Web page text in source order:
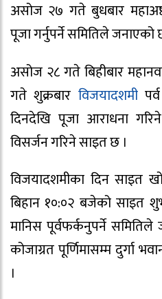
असोज २७ गते बुधबार
पूजा गर्नुपर्ने समितिले जनाएको
असोज २८ गते बिहीबार
गते शुक्रबार विजयादशमी
दिनदेखि पूजा आराधना
विसर्जन गरिने साइत छ ।
विजयादशमीका दिन साइत
बिहान १०:०२ बजेको साइत
मानिस पूर्वफर्कनुपर्ने
कोजाग्रत पूर्णिमासम्म दुर्गा
।